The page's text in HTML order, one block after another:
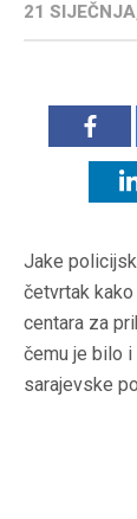
21
Jake
četvrtak
centara za
čemu je bilo
sarajevske